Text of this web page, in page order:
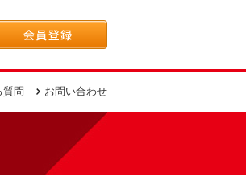
質問 お問い合わせ